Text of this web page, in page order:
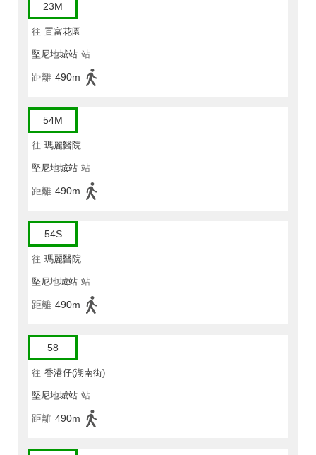
23M
往 置富花園
堅尼地城站 站
距離 490m
54M
往 瑪麗醫院
堅尼地城站 站
距離 490m
54S
往 瑪麗醫院
堅尼地城站 站
距離 490m
58
往 香港仔(湖南街)
堅尼地城站 站
距離 490m